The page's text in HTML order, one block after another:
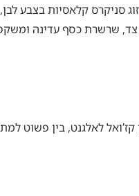
סניקרס קלאסיות בצבע לבן,
צד, שרשרת כסף עדינה
לאלגנט, בין פשוט